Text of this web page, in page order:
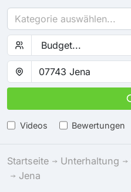
Kategorie auswählen...
Videos Bewertungen
Startseite Unterhaltung
Jena